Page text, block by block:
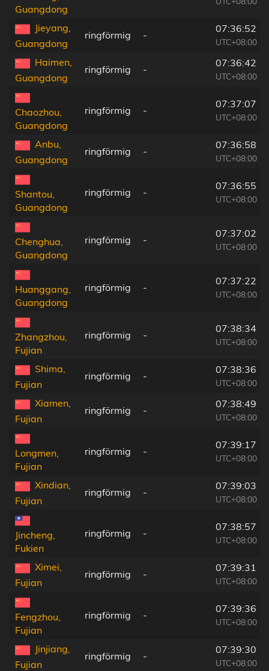
Guangdong
Jieyang,
Guangdong
ringförmig -
07:36:52
UTC+08:00
Haimen,
Guangdong
ringförmig -
07:36:42
UTC+08:00
Chaozhou,
Guangdong
ringförmig -
07:37:07
UTC+08:00
Anbu,
Guangdong
ringförmig -
07:36:58
UTC+08:00
Shantou,
Guangdong
ringförmig -
07:36:55
UTC+08:00
Chenghua,
Guangdong
ringförmig -
07:37:02
UTC+08:00
Huanggang,
Guangdong
ringförmig -
07:37:22
UTC+08:00
Zhangzhou,
Fujian
ringförmig -
07:38:34
UTC+08:00
Shima,
Fujian
ringförmig -
07:38:36
UTC+08:00
Xiamen,
Fujian
ringförmig -
07:38:49
UTC+08:00
Longmen,
Fujian
ringförmig -
07:39:17
UTC+08:00
Xindian,
Fujian
ringförmig -
07:39:03
UTC+08:00
Jincheng,
Fukien
ringförmig -
07:38:57
UTC+08:00
Ximei,
Fujian
ringförmig -
07:39:31
UTC+08:00
Fengzhou,
Fujian
ringförmig -
07:39:36
UTC+08:00
Jinjiang,
Fujian
ringförmig -
07:39:30
UTC+08:00